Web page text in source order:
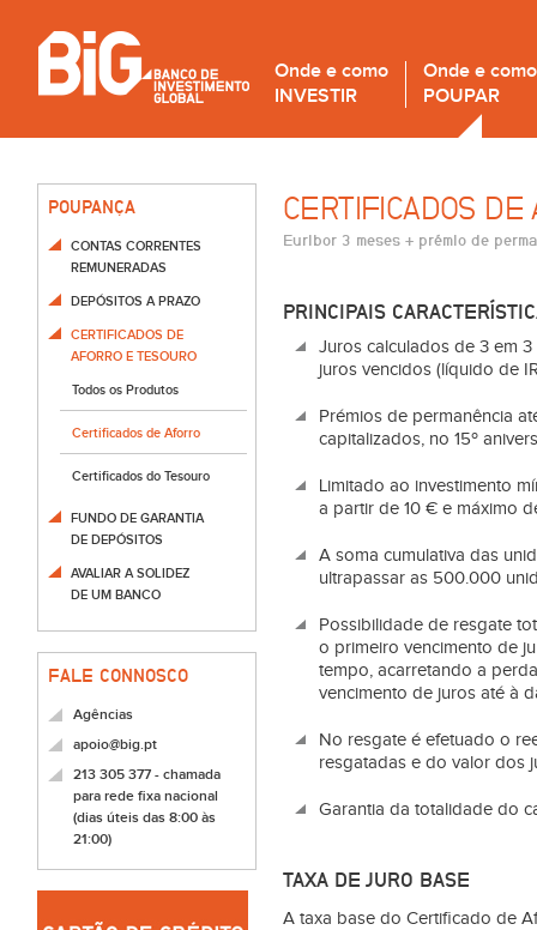
Onde e como
INVESTIR
Onde e como
POUPAR
POUPANÇA
CONTAS CORRENTES
REMUNERADAS
DEPÓSITOS A PRAZO
CERTIFICADOS DE
AFORRO E TESOURO
Todos os Produtos
Certificados de Aforro
Certificados do Tesouro
FUNDO DE GARANTIA
DE DEPÓSITOS
AVALIAR A SOLIDEZ
DE UM BANCO
FALE CONNOSCO
Agências
apoio@big.pt
213 305 377 - chamada
para rede fixa nacional
(dias úteis das 8:00 às
21:00)
CERTIFICADOS
Euribor 3 meses + prémio de
PRINCIPAIS
Juros calculados de 3 em
juros vencidos (líquido de
Prémios de permanência
capitalizados, no 15º
Limitado ao investimento
a partir de 10 € e máximo
A soma cumulativa das
ultrapassar as 500.000
Possibilidade de resgate
o primeiro vencimento de
tempo, acarretando a
vencimento de juros até à
No resgate é efetuado o
resgatadas e do valor dos
Garantia da totalidade do
TAXA DE JURO BASE
A taxa base do Certificado de